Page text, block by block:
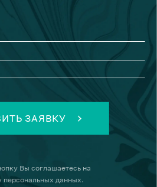
ЗАЯВКУ
Вы соглашаетесь на
персональных данных.